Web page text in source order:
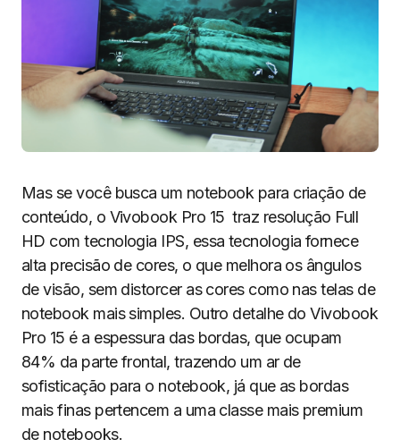
Mas se você busca um notebook para criação de
conteúdo, o Vivobook Pro 15 traz resolução Full
HD com tecnologia IPS, essa tecnologia fornece
alta precisão de cores, o que melhora os ângulos
de visão, sem distorcer as cores como nas telas de
notebook mais simples. Outro detalhe do Vivobook
Pro 15 é a espessura das bordas, que ocupam
84% da parte frontal, trazendo um ar de
sofisticação para o notebook, já que as bordas
mais finas pertencem a uma classe mais premium
de notebooks.